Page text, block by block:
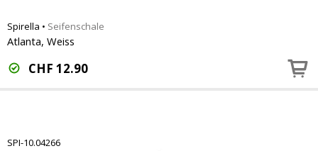
Spirella • Seifenschale
Atlanta, Weiss
CHF 12.90
SPI-10.04266